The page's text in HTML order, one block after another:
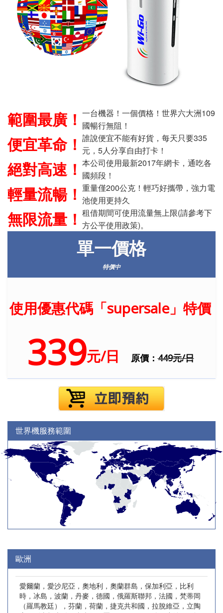
範圍最廣！ 一台機器！一個價格！世界六大洲109
國暢行無阻！
便宜革命！ 誰說便宜不能有好貨，每天只要335
元，5人分享自由打卡！
絕對高速！ 本公司使用最新2017年網卡，通吃各
國頻段！
輕量流暢！ 重量僅200公克！輕巧好攜帶，強力電
池使用更持久
無限流量！ 租借期間可使用流量無上限(請參考下
方公平使用政策)。
單一價格
特價中
使用優惠代碼「supersale」特價
339元/日 原價：449元/日
世界機服務範圍
歐洲
愛爾蘭，愛沙尼亞，奧地利，奧蘭群島，保加利亞，比利
時，冰島，波蘭，丹麥，德國，俄羅斯聯邦，法國，梵蒂岡
（羅馬教廷），芬蘭，荷蘭，捷克共和國，拉脫維亞，立陶